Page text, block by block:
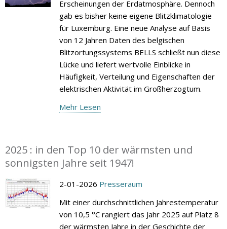
Erscheinungen der Erdatmosphäre. Dennoch
gab es bisher keine eigene Blitzklimatologie
für Luxemburg. Eine neue Analyse auf Basis
von 12 Jahren Daten des belgischen
Blitzortungssystems BELLS schließt nun diese
Lücke und liefert wertvolle Einblicke in
Häufigkeit, Verteilung und Eigenschaften der
elektrischen Aktivität im Großherzogtum.
Mehr Lesen
2025 : in den Top 10 der wärmsten und
sonnigsten Jahre seit 1947!
2-01-2026 Presseraum
Mit einer durchschnittlichen Jahrestemperatur
von 10,5 °C rangiert das Jahr 2025 auf Platz 8
der wärmsten Jahre in der Geschichte der